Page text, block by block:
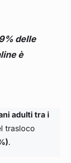
delle
è
adulti tra i
trasloco
.